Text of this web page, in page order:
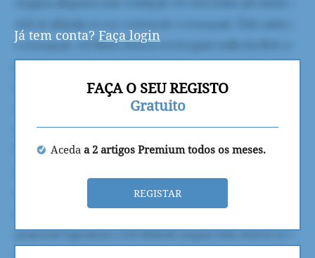
Já tem conta? Faça login
FAÇA O SEU REGISTO
Gratuito
Aceda a 2 artigos Premium todos os meses.
REGISTAR